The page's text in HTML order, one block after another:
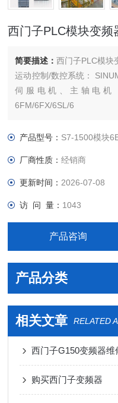
西门子PLC模块变频
简要描述：西门子PLC模块
运动控制/数控系统：
伺服电机、主轴电机
6FM/6FX/6SL/6
SP 变频器V系列 MM系列
产品型号： S7-1500模块
厂商性质：经销商
更新时间： 2026-07-08
访 问 量： 1043
产品咨询
产品分类
相关文章 RELATED
西门子G150变频器维
购买西门子变频器